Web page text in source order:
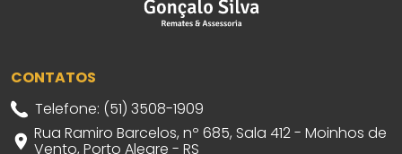
CONTATOS
Telefone: (51) 3508-1909
Rua Ramiro Barcelos, nº 685, Sala 412 - Moinhos de
Vento, Porto Alegre - RS